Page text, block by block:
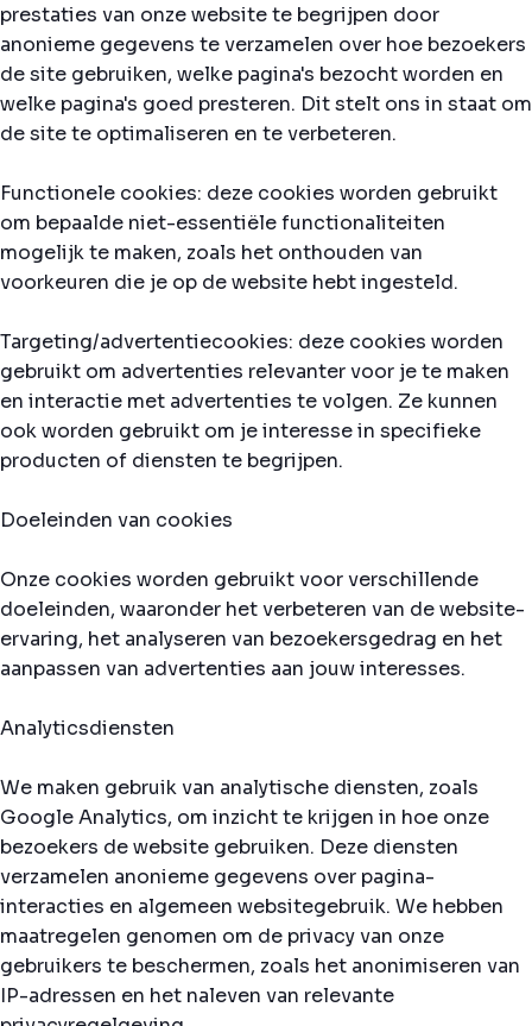
prestaties van onze website te begrijpen door
anonieme gegevens te verzamelen over hoe bezoekers
de site gebruiken, welke pagina's bezocht worden en
welke pagina's goed presteren. Dit stelt ons in staat om
de site te optimaliseren en te verbeteren.
Functionele cookies: deze cookies worden gebruikt
om bepaalde niet-essentiële functionaliteiten
mogelijk te maken, zoals het onthouden van
voorkeuren die je op de website hebt ingesteld.
Targeting/advertentiecookies: deze cookies worden
gebruikt om advertenties relevanter voor je te maken
en interactie met advertenties te volgen. Ze kunnen
ook worden gebruikt om je interesse in specifieke
producten of diensten te begrijpen.
Doeleinden van cookies
Onze cookies worden gebruikt voor verschillende
doeleinden, waaronder het verbeteren van de website-
ervaring, het analyseren van bezoekersgedrag en het
aanpassen van advertenties aan jouw interesses.
Analyticsdiensten
We maken gebruik van analytische diensten, zoals
Google Analytics, om inzicht te krijgen in hoe onze
bezoekers de website gebruiken. Deze diensten
verzamelen anonieme gegevens over pagina-
interacties en algemeen websitegebruik. We hebben
maatregelen genomen om de privacy van onze
gebruikers te beschermen, zoals het anonimiseren van
IP-adressen en het naleven van relevante